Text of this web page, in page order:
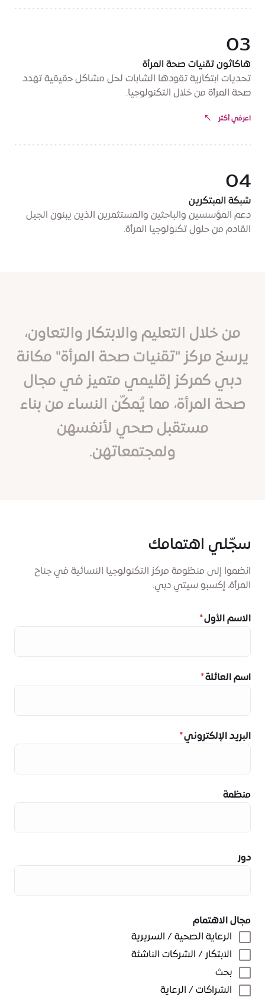
03
هاكاثون تقنيات صحة المرأة
تحديات ابتكارية تقودها الشابات لحل مشاكل حقيقية تهدد
صحة المرأة من خلال التكنولوجيا.
اعرفي أكثر
04
شبكة المبتكرين
دعم المؤسسين والباحثين والمستثمرين الذين يبنون الجيل
القادم من حلول تكنولوجيا المرأة.
من خلال التعليم والابتكار والتعاون،
يرسخ مركز "تقنيات صحة المرأة" مكانة
دبي كمركز إقليمي متميز في مجال
صحة المرأة، مما يُمكّن النساء من بناء
مستقبل صحي لأنفسهن
ولمجتمعاتهن.
سجّلي اهتمامك
انضموا إلى منظومة مركز التكنولوجيا النسائية في جناح
المرأة، إكسبو سيتي دبي.
الاسم الأول
اسم العائلة
البريد الإلكتروني
منظمة
دور
مجال الاهتمام
الرعاية الصحية / السريرية
الابتكار / الشركات الناشئة
بحث
الشراكات / الرعاية